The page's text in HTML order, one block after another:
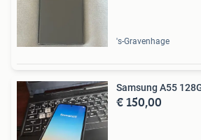
's-Gravenhage
Samsung A55
€ 150,00